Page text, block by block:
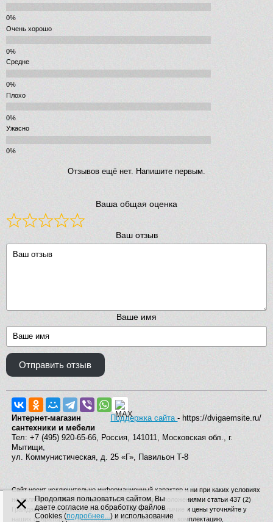
Очень хорошо
Средне
Плохо
Ужасно
Отзывов ещё нет. Напишите первым.
Ваша общая оценка
Ваш отзыв
Ваше имя
Отправить отзыв
Поддержка сайта- https://dvigaemsite.ru/
Интернет-магазин
сантехники и мебели
Тел: +7 (495) 920-65-66, Россия, 141011, Московская обл., г.
Мытищи,
ул. Коммунистическая, д. 25 «Г», Павильон Т-8
Сайт носит исключительно информационный характер и ни при каких условиях
не является публичной офертой, определяемой положениями статьи 437 (2)
Гражданского кодекса Российской Федерации. Наличие и цены уточняйте у
наших операторов. Производитель вправе изменять комплектацию,
×
Продолжая пользоваться сайтом, Вы
даете согласие на обработку файлов
Cookies (подробнее...) и использование